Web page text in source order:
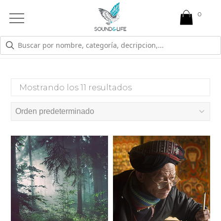
Open
Menu
ATENCIÓN
Mostrando los 11 resultados
0